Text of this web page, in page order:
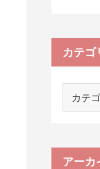
カテゴ
ー
アーカ